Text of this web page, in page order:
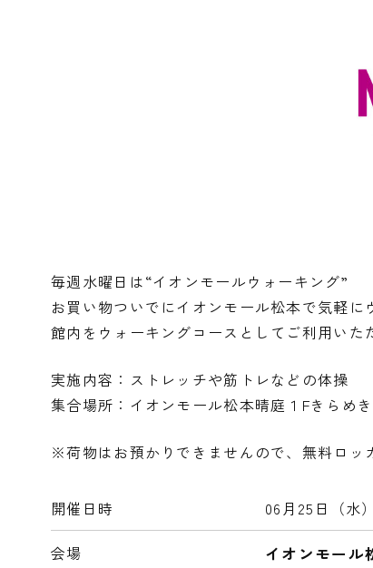
毎週水曜日は“イオンモールウォーキング”
お買い物ついでにイオンモール松本で気軽に
館内をウォーキングコースとしてご利用いた
実施内容：ストレッチや筋トレなどの体操
集合場所：イオンモール松本晴庭１Fきらめ
※荷物はお預かりできませんので、無料ロッ
開催日時 06月25日（水）
会場
イオンモール